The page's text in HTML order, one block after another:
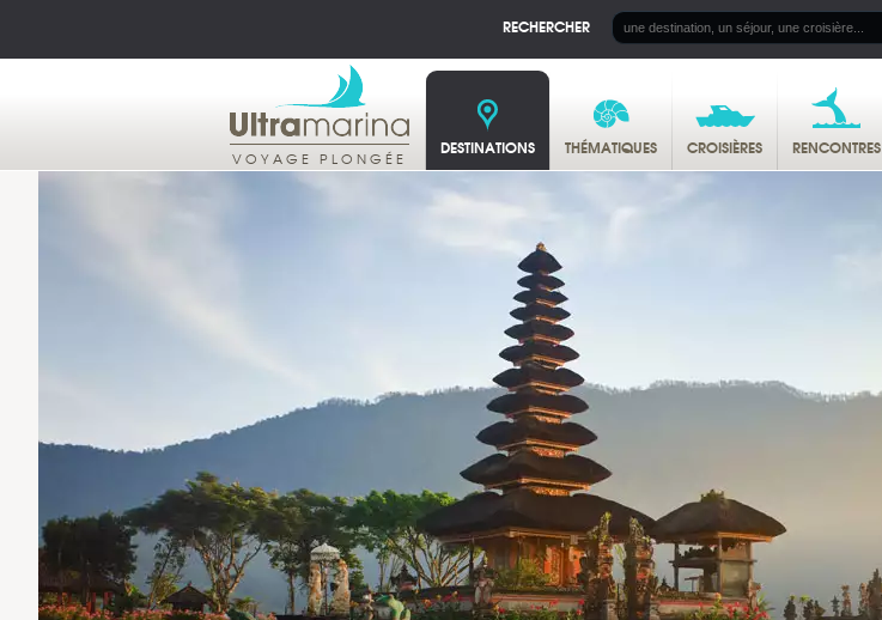
RECHERCHER
VOYAGE PLONGÉE DESTINATIONS THÉMATIQUES CROISIÈRES RENCONTRES